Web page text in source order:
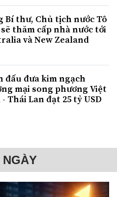
Bí thư, Chủ tịch nước Tô
thăm cấp nhà nước tới
và New Zealand
đấu đưa kim ngạch
mại song phương Việt
- Thái Lan đạt 25 tỷ USD